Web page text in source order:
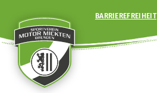
BARRIEREFREIHEIT